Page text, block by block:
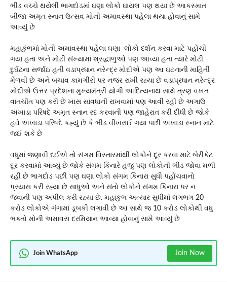
ભીડ વચ્ચે થયેલી ભાગદોડમાં ઘણા લોકો ઘાયલ પણ થયા છે આકસ્માત
બીજા અમૃત સ્નાન ઉત્સવ મોની અમાવસ્થા પહેલા થયા હોવાનું સામે
આવ્યું છે
મહાકુંભમાં મોની અમાવસ્થા પહેલા ઘણા લોકો દર્શન કરવા માટે પહોંચી
ગયા હતા અને મોટી સંખ્યામાં શ્રદ્ધાળુઓ પણ આવ્યા હતા ત્યારે મોટી
દુર્ઘટના સર્જાઇ હતી વડાપ્રધાન નરેન્દ્ર મોદીએ પણ આ ઘટનાની માહિતી
મેળવી છે અને બચાવ કામગીરી પર નજર રાખી રહ્યા છે વડાપ્રધાન નરેન્દ્ર
મોદીએ ઉત્તર પ્રદેશના મુખ્યમંત્રી યોગી આદિત્યનાથ સાથે ત્રણ વખત
વાતચીત પણ કરી છે ખાસ સાવધાની રાખવામાં પણ આવી રહી છે અગાઉ
અખાડા પરિષદે અમૃત સ્નાન રદ કરવાની પણ જાહેરાત કરી દીધી છે જોકે
હવે અખાડા પરિષદે કહ્યું છે કે ભીડ વીખરાઈ ગયા પછી અખાડા સ્નાન માટે
જઈ શકે છે
વધુમાં જણાવી દઈએ તો સંગમ વિસ્તારમાંથી લોકોને દૂર કરવા માટે બેરીકેટ
દૂર કરવામાં આવ્યું છે જોકે સંગમ કિનારે હજુ પણ લોકોની ભીડ જોવા મળી
રહી છે ભાગદોડ પછી પણ ઘણા લોકો સંગમ કિનારા સુધી પહોંચવાનો
પ્રયાસ કરી રહ્યા છે સાધુઓ અને સંતો લોકોને સંગમ કિનારા પર ન
જવાની પણ અપીલ કરી રહ્યા છે. મહાકુંભ અત્યાર સુધીમાં લગભગ 20
કરોડ લોકોએ ગંગામાં ડૂબકી લગાવી છે આ સાથે જ 10 કરોડ લોકોથી વધુ
ભક્તો મોની અમાવસ દરમિયાન આવ્યા હોવાનું સામે આવ્યું છે
Join WhatsApp Join Now